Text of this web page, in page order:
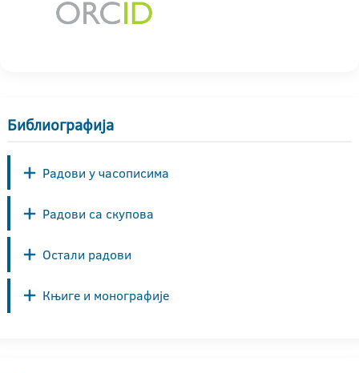
Библиографија
Радови у часописима
Радови са скупова
Остали радови
Књиге и монографије